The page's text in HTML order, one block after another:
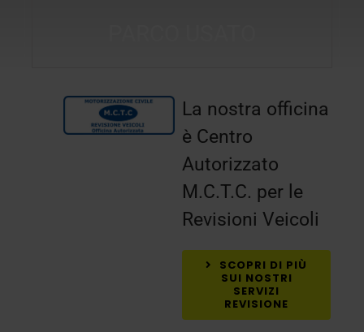
La nostra officina
è Centro
Autorizzato
M.C.T.C. per le
Revisioni Veicoli
SCOPRI DI PIÙ
SUI NOSTRI
SERVIZI
REVISIONE